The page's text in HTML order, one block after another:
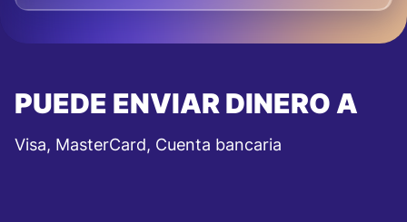
PUEDE ENVIAR DINERO A
Visa, MasterCard, Cuenta bancaria